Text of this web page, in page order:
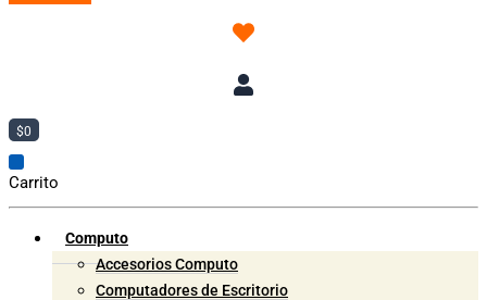
$0
Carrito
Computo
Accesorios Computo
Computadores de Escritorio